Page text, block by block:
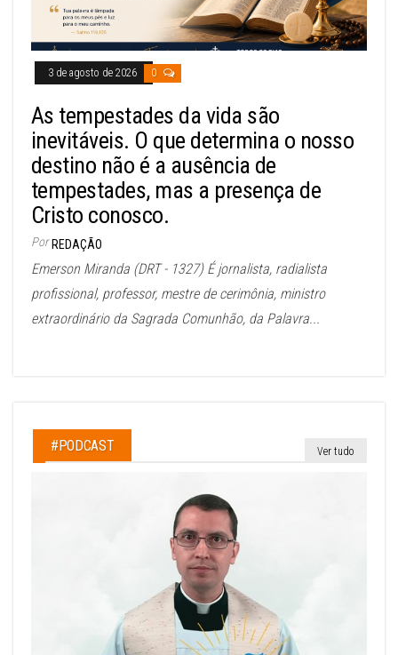
3 de agosto de 2026 0
As tempestades da vida são
inevitáveis. O que determina o nosso
destino não é a ausência de
tempestades, mas a presença de
Cristo conosco.
Por REDAÇÃO
Emerson Miranda (DRT - 1327) É jornalista, radialista
profissional, professor, mestre de cerimônia, ministro
extraordinário da Sagrada Comunhão, da Palavra...
#PODCAST Ver tudo